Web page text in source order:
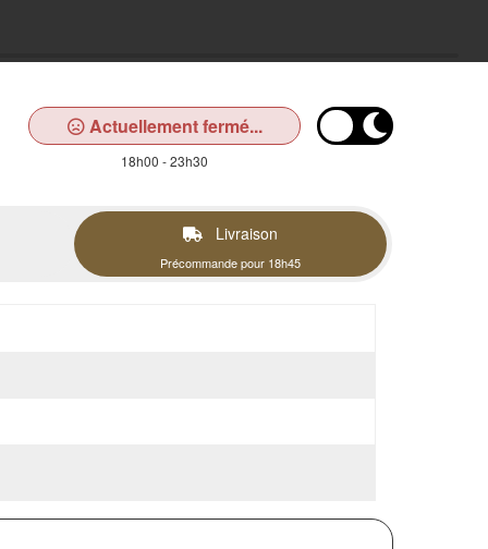
Actuellement fermé...
18h00 - 23h30
Livraison
Précommande pour 18h45